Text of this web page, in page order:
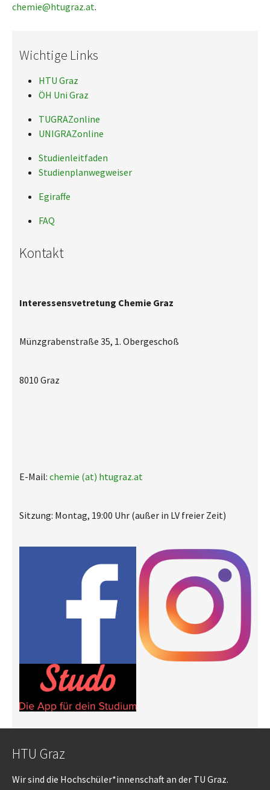
chemie@htugraz.at.
Wichtige Links
HTU Graz
ÖH Uni Graz
TUGRAZonline
UNIGRAZonline
Studienleitfaden
Studienplanwegweiser
Egiraffe
FAQ
Show larger version
Kontakt
Interessensvetretung Chemie Graz
Münzgrabenstraße 35, 1. Obergeschoß
8010 Graz
E-Mail:chemie (at) htugraz.at
Sitzung: Montag, 19:00 Uhr (außer in LV freier Zeit)
HTU Graz
Wir sind die Hochschüler*innenschaft an der TU Graz.